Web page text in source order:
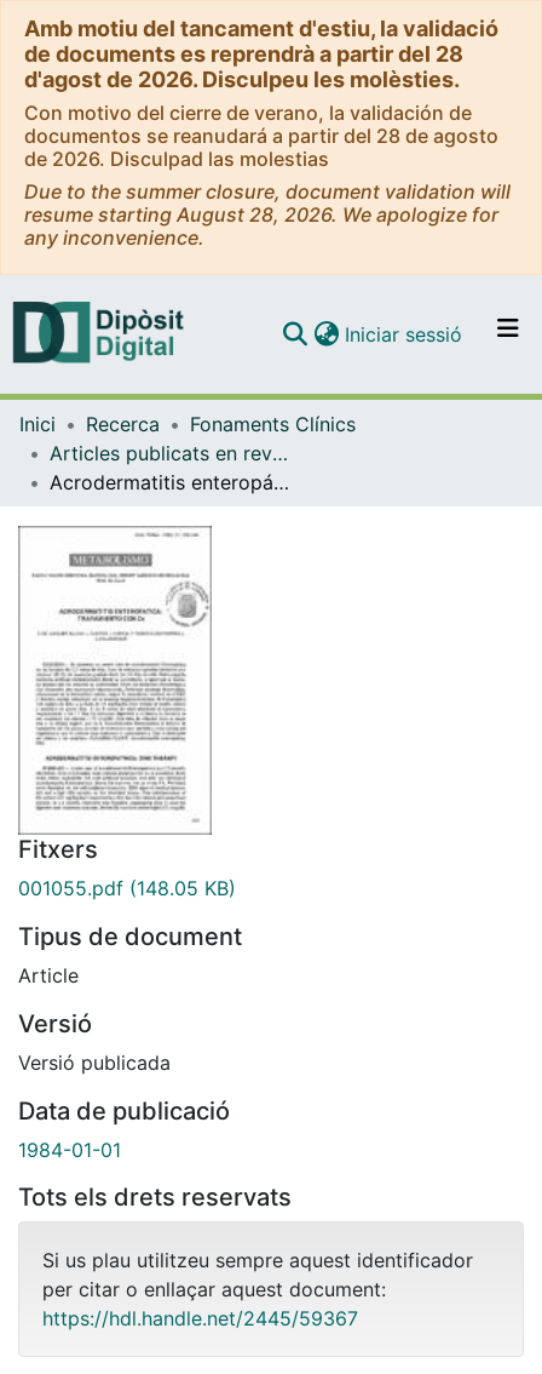
Amb motiu del tancament d'estiu, la validació
de documents es reprendrà a partir del 28
d'agost de 2026. Disculpeu les molèsties.
Con motivo del cierre de verano, la validación de
documentos se reanudará a partir del 28 de agosto
de 2026. Disculpad las molestias
Due to the summer closure, document validation will
resume starting August 28, 2026. We apologize for
any inconvenience.
Navega per tot el DD
Com publicar
Iniciar sessió (current)
Inici Recerca
Fonaments Clínics
Articles publicats en revistes (Fonaments Clínics)
Acrodermatitis enteropática: tratamiento con Zinc
Fitxers
001055.pdf (148.05 KB)
Tipus de document
Article
Versió
Versió publicada
Data de publicació
1984-01-01
Tots els drets reservats
Si us plau utilitzeu sempre aquest identificador
per citar o enllaçar aquest document:
https://hdl.handle.net/2445/59367